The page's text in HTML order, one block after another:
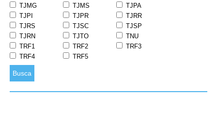
TJMG
TJMS
TJPA
TJPI
TJPR
TJRR
TJRS
TJSC
TJSP
TJRN
TJTO
TNU
TRF1
TRF2
TRF3
TRF4
TRF5
Busca